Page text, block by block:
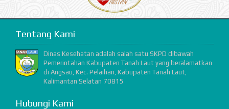
Tentang Kami
Dinas Kesehatan adalah salah satu SKPD dibawah
Pemerintahan Kabupaten Tanah Laut yang beralamatkan
di Angsau, Kec. Pelaihari, Kabupaten Tanah Laut,
Kalimantan Selatan 70815
Hubungi Kami